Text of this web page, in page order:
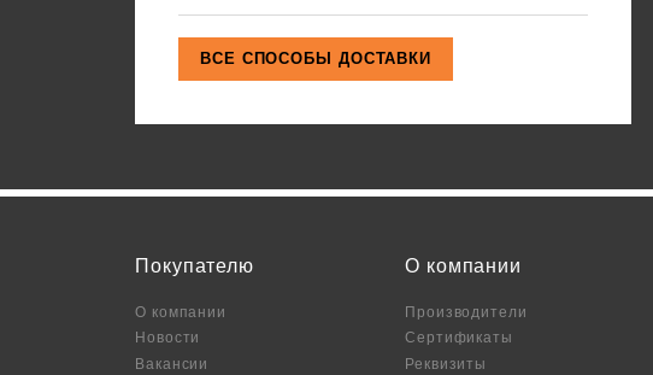
Покупателю
О компании
Новости
Вакансии
О компании
Производители
Сертификаты
Реквизиты